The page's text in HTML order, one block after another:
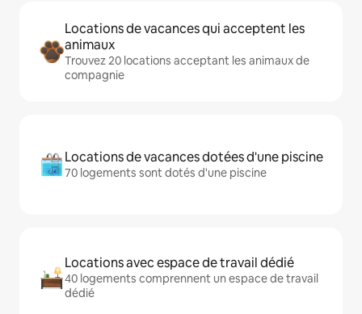
Locations de vacances qui acceptent les
animaux
Trouvez 20 locations acceptant les animaux de
compagnie
Locations de vacances dotées d'une piscine
70 logements sont dotés d'une piscine
Locations avec espace de travail dédié
40 logements comprennent un espace de travail
dédié